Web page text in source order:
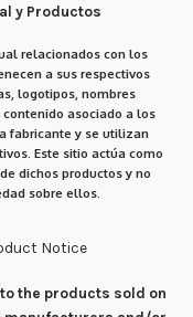
y Productos
relacionados con los
a sus respectivos
logotipos, nombres
asociado a los
fabricante y se utilizan
Este sitio actúa como
dichos productos y no
sobre ellos.
Notice
the products sold on